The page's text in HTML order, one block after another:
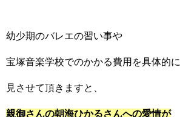
幼少期のバレエの習い事や
宝塚音楽学校でのかかる費用を具体的に
見させて頂きますと、
親御さんの朝海ひかるさんへの愛情が